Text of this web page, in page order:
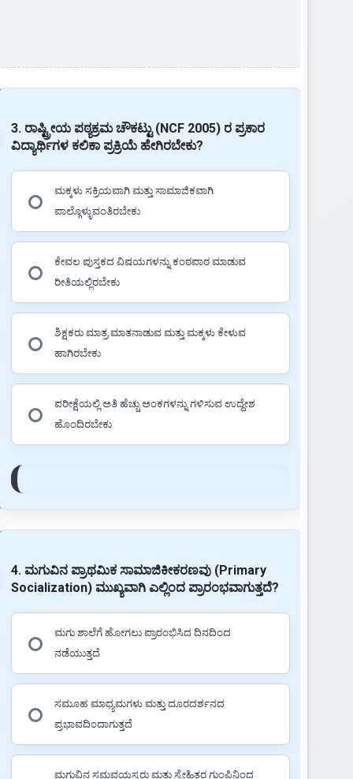
3. ರಾಷ್ಟ್ರೀಯ ಪಠ್ಯಕ್ರಮ ಚೌಕಟ್ಟು (NCF 2005) ರ ಪ್ರಕಾರ
ವಿದ್ಯಾರ್ಥಿಗಳ ಕಲಿಕಾ ಪ್ರಕ್ರಿಯೆ ಹೇಗಿರಬೇಕು?
ಮಕ್ಕಳು ಸಕ್ರಿಯವಾಗಿ ಮತ್ತು ಸಾಮಾಜಿಕವಾಗಿ
ಪಾಲ್ಗೊಳ್ಳುವಂತಿರಬೇಕು
ಕೇವಲ ಪುಸ್ತಕದ ವಿಷಯಗಳನ್ನು ಕಂಠಪಾಠ ಮಾಡುವ
ರೀತಿಯಲ್ಲಿರಬೇಕು
ಶಿಕ್ಷಕರು ಮಾತ್ರ ಮಾತನಾಡುವ ಮತ್ತು ಮಕ್ಕಳು ಕೇಳುವ
ಹಾಗಿರಬೇಕು
ಪರೀಕ್ಷೆಯಲ್ಲಿ ಅತಿ ಹೆಚ್ಚು ಅಂಕಗಳನ್ನು ಗಳಿಸುವ ಉದ್ದೇಶ
ಹೊಂದಿರಬೇಕು
4. ಮಗುವಿನ ಪ್ರಾಥಮಿಕ ಸಾಮಾಜಿಕೀಕರಣವು (Primary
Socialization) ಮುಖ್ಯವಾಗಿ ಎಲ್ಲಿಂದ ಪ್ರಾರಂಭವಾಗುತ್ತದೆ?
ಮಗು ಶಾಲೆಗೆ ಹೋಗಲು ಪ್ರಾರಂಭಿಸಿದ ದಿನದಿಂದ
ನಡೆಯುತ್ತದೆ
ಸಮೂಹ ಮಾಧ್ಯಮಗಳು ಮತ್ತು ದೂರದರ್ಶನದ
ಪ್ರಭಾವದಿಂದಾಗುತ್ತದೆ
ಮಗುವಿನ ಸಮವಯಸ್ಕರು ಮತ್ತು ಸ್ನೇಹಿತರ ಗುಂಪಿನಿಂದ